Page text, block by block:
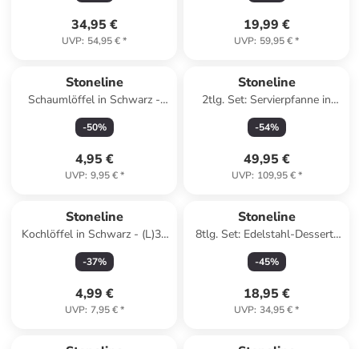
34,95 €
UVP: 54,95 €*
19,99 €
UVP: 59,95 €*
Stoneline
Schaumlöffel in Schwarz -
(L)34 cm
-50%
4,95 €
UVP: 9,95 €*
Stoneline
2tlg. Set: Servierpfanne in
Grau - (L)24 x (B)24 cm
-54%
49,95 €
UVP: 109,95 €*
Stoneline
Kochlöffel in Schwarz - (L)32
cm
-37%
4,99 €
UVP: 7,95 €*
Stoneline
8tlg. Set: Edelstahl-Dessert-
& Speiseformen
-45%
18,95 €
UVP: 34,95 €*